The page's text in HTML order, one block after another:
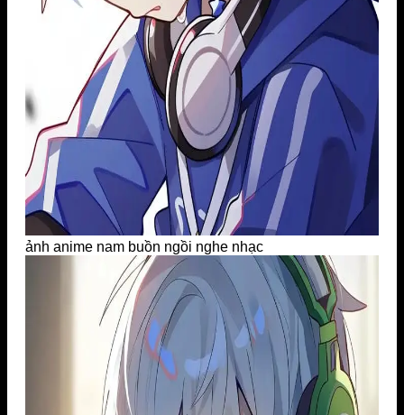
ảnh anime nam buồn ngồi nghe nhạc